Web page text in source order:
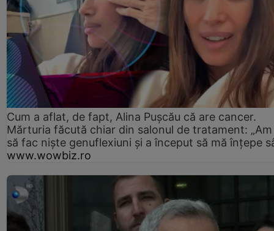
Cum a aflat, de fapt, Alina Pușcău că are cancer.
Mărturia făcută chiar din salonul de tratament:
să fac niște genuflexiuni și a început să mă înțepe
www.wowbiz.ro